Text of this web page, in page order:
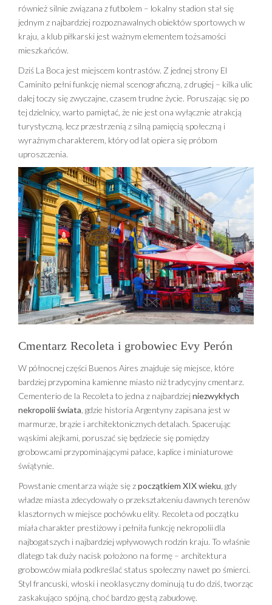
również silnie związana z futbolem – lokalny stadion stał się
jednym z najbardziej rozpoznawalnych obiektów sportowych w
kraju, a klub piłkarski jest ważnym elementem tożsamości
mieszkańców.
Dziś La Boca jest miejscem kontrastów. Z jednej strony El
Caminito pełni funkcję niemal scenograficzną, z drugiej – kilka ulic
dalej toczy się zwyczajne, czasem trudne życie. Poruszając się po
tej dzielnicy, warto pamiętać, że nie jest ona wyłącznie atrakcją
turystyczną, lecz przestrzenią z silną pamięcią społeczną i
wyraźnym charakterem, który od lat opiera się próbom
uproszczenia.
Cmentarz Recoleta i grobowiec Evy Perón
W północnej części Buenos Aires znajduje się miejsce, które
bardziej przypomina kamienne miasto niż tradycyjny cmentarz.
Cementerio de la Recoleta to jedna z najbardziejniezwykłych
nekropolii świata , gdzie historia Argentyny zapisana jest w
marmurze, brązie i architektonicznych detalach. Spacerując
wąskimi alejkami, poruszać się będziecie się pomiędzy
grobowcami przypominającymi pałace, kaplice i miniaturowe
świątynie.
Powstanie cmentarza wiąże się zpoczątkiem XIX wieku , gdy
władze miasta zdecydowały o przekształceniu dawnych terenów
klasztornych w miejsce pochówku elity. Recoleta od początku
miała charakter prestiżowy i pełniła funkcję nekropolii dla
najbogatszych i najbardziej wpływowych rodzin kraju. To właśnie
dlatego tak duży nacisk położono na formę – architektura
grobowców miała podkreślać status społeczny nawet po śmierci.
Styl francuski, włoski i neoklasyczny dominują tu do dziś, tworząc
zaskakująco spójną, choć bardzo gęstą zabudowę.